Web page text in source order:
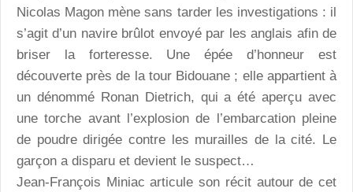
Nicolas Magon mène sans tarder les investigations : il
s’agit d’un navire brûlot envoyé par les anglais afin de
briser la forteresse. Une épée d’honneur est
découverte près de la tour Bidouane ; elle appartient à
un dénommé Ronan Dietrich, qui a été aperçu avec
une torche avant l’explosion de l’embarcation pleine
de poudre dirigée contre les murailles de la cité. Le
garçon a disparu et devient le suspect…
Jean-François Miniac articule son récit autour de cet